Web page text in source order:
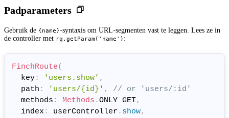
Padparameters
Gebruik de {name}-syntaxis om URL-segmenten vast te leggen. Lees ze in
de controller met rq.getParam('name') :
FinchRoute(
  key
: 'users.show' ,
  path
: 'users/{id}' ,
// or 'users/:id'
  methods
: Methods .ONLY_GET,
  index
: userController . show,